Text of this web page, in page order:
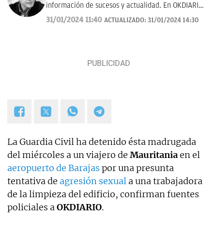
información de sucesos y actualidad. En OKDIARIO
desde el año 2018. Fui redactor del Diario de Las
Palmas, pasé por los Informativos de Telecinco, me
hasta el año 2019 y desde entonces colaboro con
libros "Los reyes latinos", "Red de mentiras" y "Tras
el muro".
31/01/2024 11:40 ACTUALIZADO: 31/01/2024 14:30
La Guardia Civil ha detenido ésta madrugada
del miércoles a un viajero de Mauritaniaen el
aeropuerto de Barajas por una presunta
tentativa de agresión sexual a una trabajadora
de la limpieza del edificio, confirman fuentes
policiales a OKDIARIO.